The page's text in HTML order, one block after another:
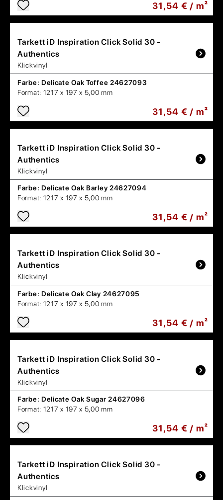
31,54 € / m²
Tarkett iD Inspiration Click Solid 30 -
Authentics
Klickvinyl
Farbe: Delicate Oak Toffee 24627093
Format: 1217 x 197 x 5,00 mm
31,54 € / m²
Tarkett iD Inspiration Click Solid 30 -
Authentics
Klickvinyl
Farbe: Delicate Oak Barley 24627094
Format: 1217 x 197 x 5,00 mm
31,54 € / m²
Tarkett iD Inspiration Click Solid 30 -
Authentics
Klickvinyl
Farbe: Delicate Oak Clay 24627095
Format: 1217 x 197 x 5,00 mm
31,54 € / m²
Tarkett iD Inspiration Click Solid 30 -
Authentics
Klickvinyl
Farbe: Delicate Oak Sugar 24627096
Format: 1217 x 197 x 5,00 mm
31,54 € / m²
Tarkett iD Inspiration Click Solid 30 -
Authentics
Klickvinyl